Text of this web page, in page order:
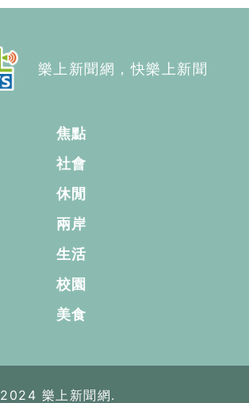
樂上新聞網，快樂上新聞
焦點
社會
休閒
兩岸
生活
校園
美食
樂上新聞網.